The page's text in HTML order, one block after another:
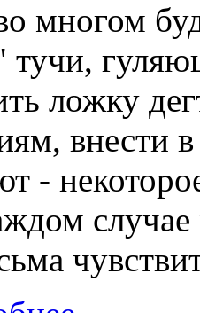
многом
тучи,
ложку
внести
-